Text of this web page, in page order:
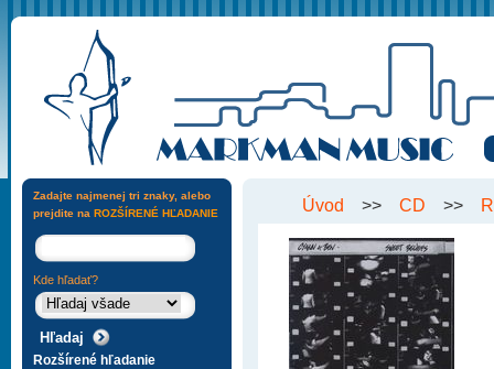
Úvod >> CD >>
Zadajte najmenej tri znaky, alebo
prejdite na ROZŠÍRENÉ HĽADANIE
Kde hľadať?
Rozšírené hľadanie